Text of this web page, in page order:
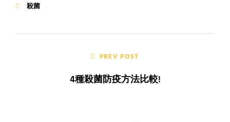
殺菌
navigation PREV POST
4種殺菌防疫方法比較!